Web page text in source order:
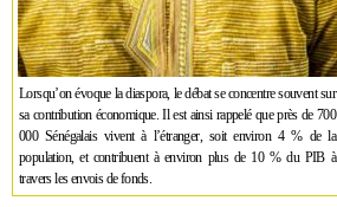
Lorsqu’on évoque la diaspora, le débat se concentre souvent sur
sa contribution économique. Il est ainsi rappelé que près de 700
000 Sénégalais vivent à l’étranger, soit environ 4 % de la
population, et contribuent à environ plus de 10 % du PIB à
travers les envois de fonds.